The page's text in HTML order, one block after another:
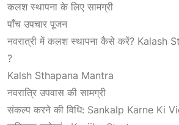
कलश स्थापना के लिए सामग्री
पाँच उपचार पूजन
नवरात्री में कलश स्थापना कैसे करें? Kalash
?
Kalsh Sthapana Mantra
नवरात्रि उपवास की सामग्री
संकल्प करने की विधि: Sankalp Karne Ki